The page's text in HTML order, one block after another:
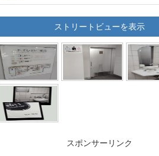
ストリートビューを表示
スポンサーリンク